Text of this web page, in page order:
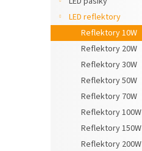
LED reflektory
Reflektory 10W
Reflektory 20W
Reflektory 30W
Reflektory 50W
Reflektory 70W
Reflektory 100W
Reflektory 150W
Reflektory 200W